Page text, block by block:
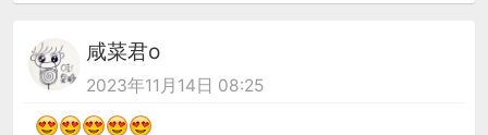
咸菜君o
2023年11月14日 08:25